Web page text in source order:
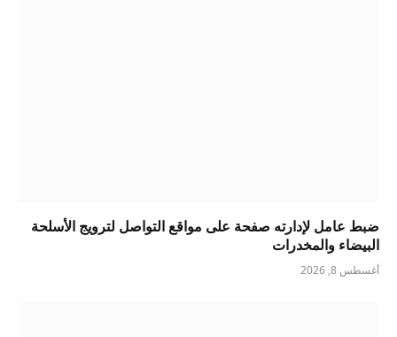
ضبط عامل لإدارته صفحة على مواقع التواصل لترويج الأسلحة
البيضاء والمخدرات
أغسطس 8, 2026